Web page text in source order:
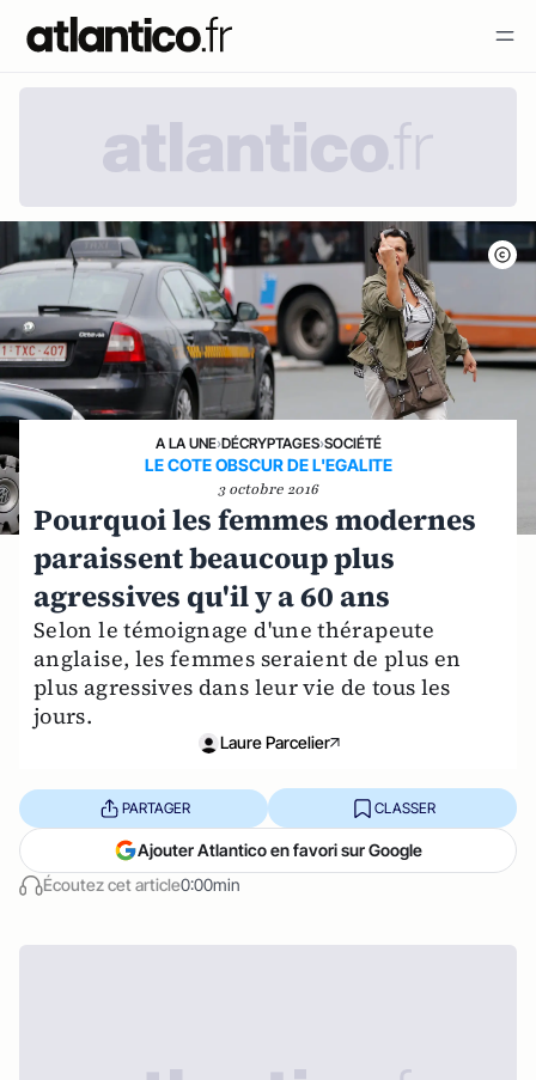
A LA UNE›DÉCRYPTAGES›SOCIÉTÉ
LE COTE OBSCUR DE L'EGALITE
3 octobre 2016
Pourquoi les femmes modernes
paraissent beaucoup plus
agressives qu'il y a 60 ans
Selon le témoignage d'une thérapeute
anglaise, les femmes seraient de plus en
plus agressives dans leur vie de tous les
jours.
Laure Parcelier
Écoutez cet article0:00min
PARTAGER CLASSER
Ajouter Atlantico en favori sur Google